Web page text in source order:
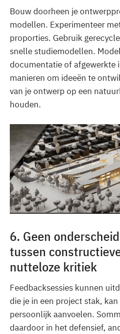
Bouw doorheen je
modellen. Experimenteer
proporties. Gebruik
snelle studiemodellen.
documentatie of afgewerkte
manieren om ideeën te
van je ontwerp op een
houden.
6. Geen
tussen
nutteloze kritiek
Feedbacksessies kunnen
die je in een project stak,
persoonlijk aanvoelen.
daardoor in het defensief,